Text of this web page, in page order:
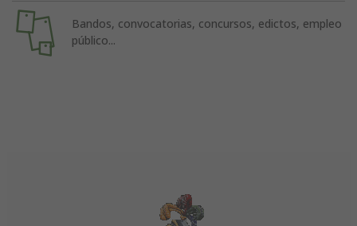
Bandos, convocatorias, concursos, edictos, empleo
público...